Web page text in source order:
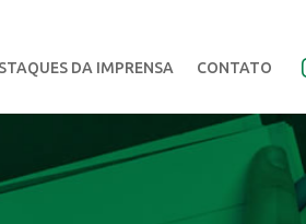
DA IMPRENSA CONTATO